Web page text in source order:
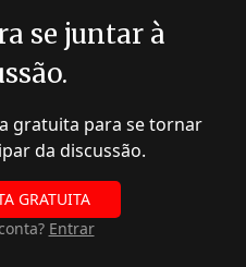
se juntar à
gratuita para se tornar
da discussão.
GRATUITA
Entrar